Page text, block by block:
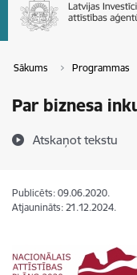
Sākums Programmas
Par biznesa
Atskaņot tekstu
Publicēts: 09.06.2020.
Atjaunināts: 21.12.2024.